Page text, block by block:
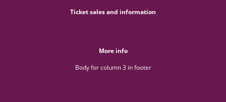
Ticket sales and information
More info
Body for column 3 in footer